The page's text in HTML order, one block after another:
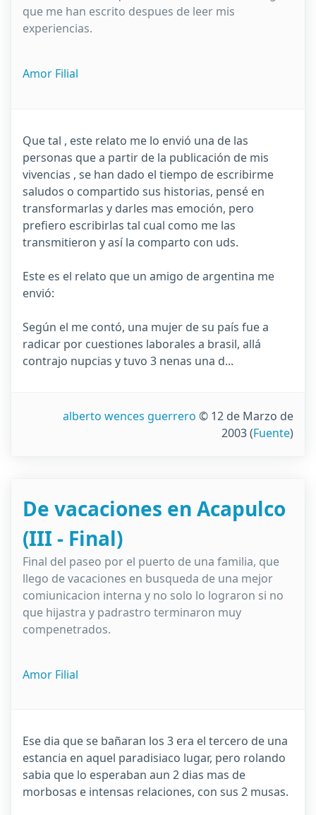
que me han escrito despues de leer mis
experiencias.
Amor Filial
Que tal , este relato me lo envió una de las
personas que a partir de la publicación de mis
vivencias , se han dado el tiempo de escribirme
saludos o compartido sus historias, pensé en
transformarlas y darles mas emoción, pero
prefiero escribirlas tal cual como me las
transmitieron y así la comparto con uds.
Este es el relato que un amigo de argentina me
envió:
Según el me contó, una mujer de su país fue a
radicar por cuestiones laborales a brasil, allá
contrajo nupcias y tuvo 3 nenas una d...
alberto wences guerrero © 12 de Marzo de
2003(Fuente)
De vacaciones en Acapulco
(III - Final)
Final del paseo por el puerto de una familia, que
llego de vacaciones en busqueda de una mejor
comiunicacion interna y no solo lo lograron si no
que hijastra y padrastro terminaron muy
compenetrados.
Amor Filial
Ese dia que se bañaran los 3 era el tercero de una
estancia en aquel paradisiaco lugar, pero rolando
sabia que lo esperaban aun 2 dias mas de
morbosas e intensas relaciones, con sus 2 musas.